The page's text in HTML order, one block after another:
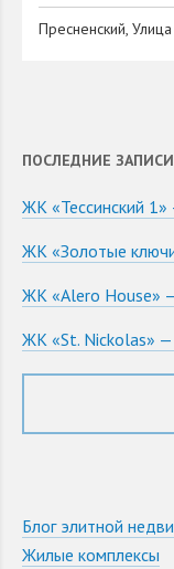
Пресненский,
ПОСЛЕДНИЕ
ЖК «Тессинский
ЖК «Золотые
ЖК «Alero House»
ЖК «St. Nickolas» —
Блог элитной
Жилые комплексы